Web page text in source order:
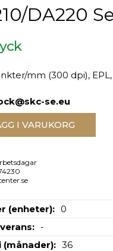
DA220
mm (300 dpi),
se.eu
I VARUKORG
(enheter)
0
-
(månader)
36